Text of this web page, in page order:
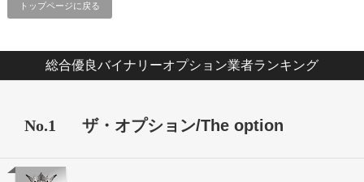
トップページに戻る
総合優良バイナリーオプション業者ランキング
No.1 ザ・オプション/The option